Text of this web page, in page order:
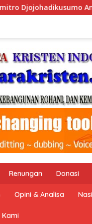
Renungan Donasi
Opini & Analisa
Kami